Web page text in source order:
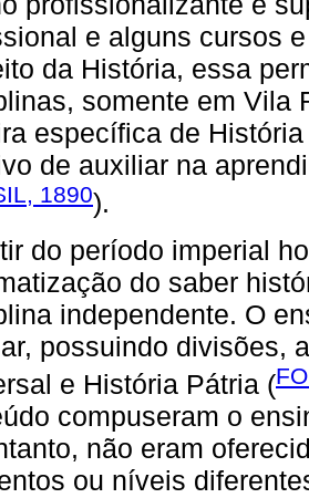
e alguns cursos
da História, essa
somente em Vila
específica de
de auxiliar na
1890).
do período imperial
do saber
independente. O
possuindo divisões,
e História Pátria (
compuseram o
não eram
ou níveis